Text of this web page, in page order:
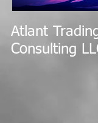
Atlant
Consulting